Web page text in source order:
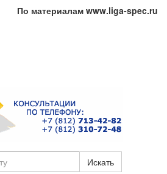
По материалам www.liga-spec.ru